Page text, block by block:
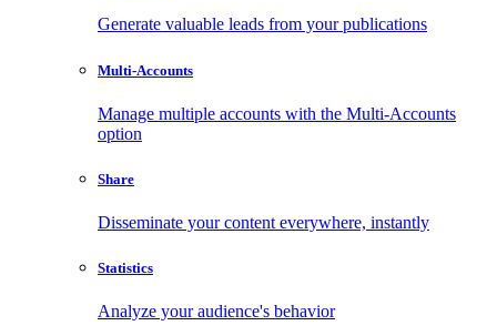
Generate valuable leads from your publications
Multi-Accounts
Manage multiple accounts with the Multi-Accounts
option
Share
Disseminate your content everywhere, instantly
Statistics
Analyze your audience's behavior